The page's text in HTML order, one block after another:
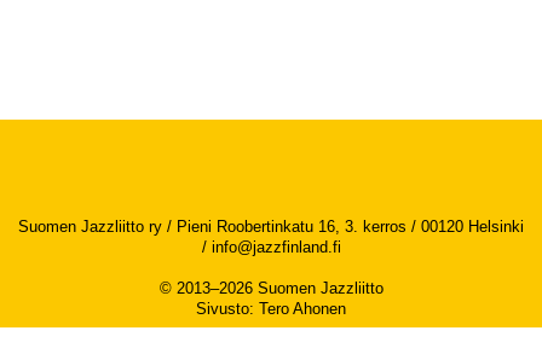
Suomen Jazzliitto ry / Pieni Roobertinkatu 16, 3. kerros / 00120 Helsinki
/ info@jazzfinland.fi
© 2013–2026 Suomen Jazzliitto
Sivusto: Tero Ahonen